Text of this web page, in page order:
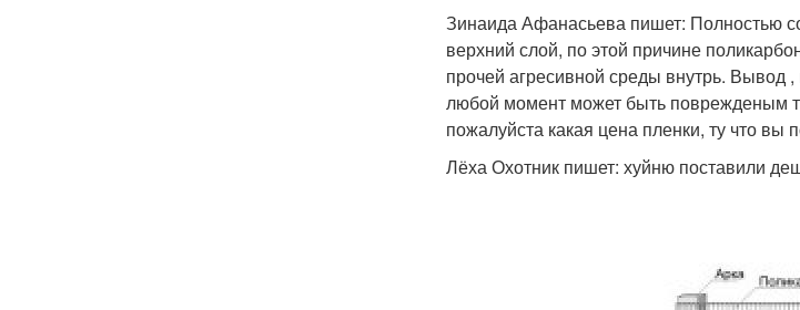
Зинаида Афанасьева пишет: Полностью
верхний слой, по этой причине
прочей агресивной среды внутрь. Вывод
любой момент может быть поврежденым
пожалуйста какая цена пленки, ту что вы
Лёха Охотник пишет: хуйню поставили